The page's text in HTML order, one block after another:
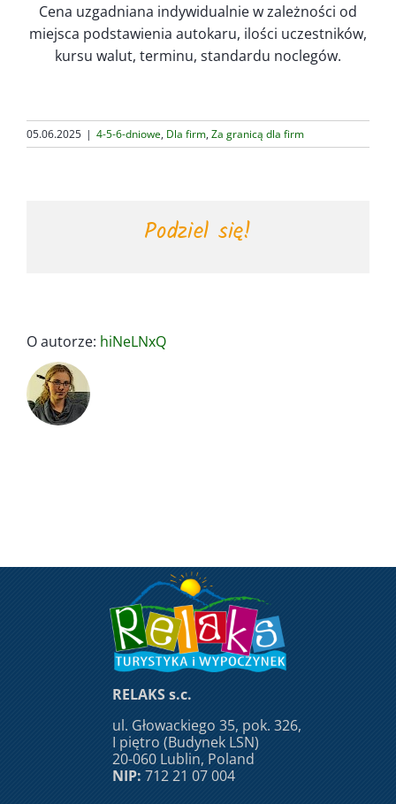
Cena uzgadniana indywidualnie w zależności od
miejsca podstawienia autokaru, ilości uczestników,
kursu walut, terminu, standardu noclegów.
05.06.2025 | 4-5-6-dniowe, Dla firm, Za granicą dla firm
Podziel się!
O autorze: hiNeLNxQ
RELAKS s.c.
ul. Głowackiego 35, pok. 326,
I piętro (Budynek LSN)
20-060 Lublin, Poland
NIP: 712 21 07 004